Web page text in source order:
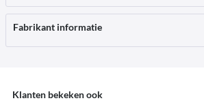
Fabrikant informatie
Klanten bekeken ook